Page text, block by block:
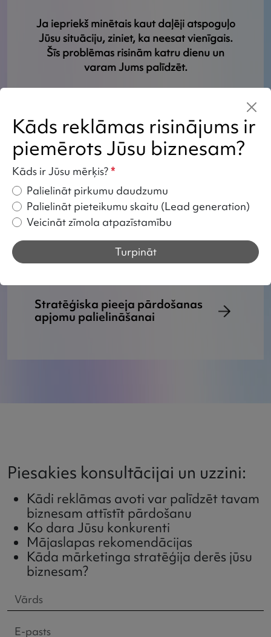
Ja iepriekš minētais kaut daļēji atspoguļo
Jūsu situāciju, ziniet, ka neesat vienīgais.
Šīs problēmas risinām katru dienu un
varam Jums palīdzēt.
Jūsu ieguvumi, uzticot mums
Google reklāmu meklētājā
Kā mēs strādājam ar Google
reklāmu meklētājā?
Stratēģiska pieeja pārdošanas
apjomu palielināšanai
Piesakies konsultācijai un uzzini:
Kādi reklāmas avoti var palīdzēt tavam
biznesam attīstīt pārdošanu
Ko dara Jūsu konkurenti
Mājaslapas rekomendācijas
Kāda mārketinga stratēģija derēs jūsu
biznesam?
Kāds reklāmas risinājums ir
piemērots Jūsu biznesam?
Kāds ir Jūsu mērķis?*
Palielināt pirkumu daudzumu
Palielināt pieteikumu skaitu (Lead generation)
Veicināt zīmola atpazīstamību
Turpināt